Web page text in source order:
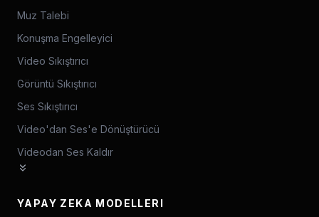
Muz Talebi
Konuşma Engelleyici
Video Sıkıştırıcı
Görüntü Sıkıştırıcı
Ses Sıkıştırıcı
Video'dan Ses'e Dönüştürücü
Videodan Ses Kaldır
YAPAY ZEKA MODELLERI